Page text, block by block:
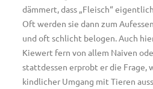
dämmert, dass „Fleisch“
Oft werden sie dann zum
und oft schlicht belogen. Auch
Kiewert fern von allem Naiven
stattdessen erprobt er die Frage,
kindlicher Umgang mit Tieren